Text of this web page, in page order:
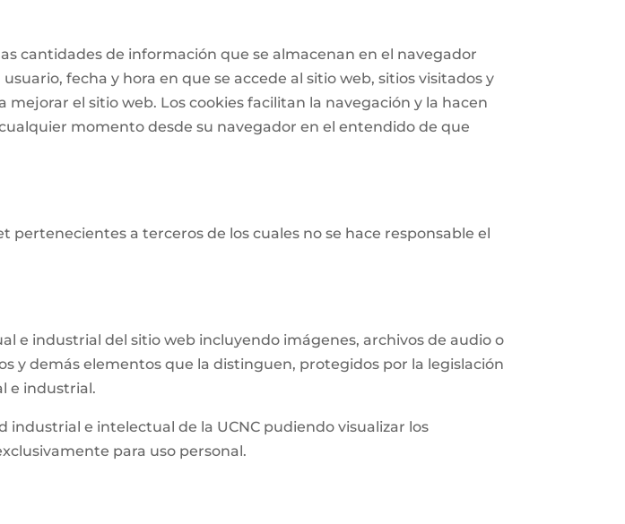
cantidades de información que se almacenan en el navegador
fecha y hora en que se accede al sitio web, sitios visitados y
el sitio web. Los cookies facilitan la navegación y la hacen
momento desde su navegador en el entendido de que
a terceros de los cuales no se hace responsable el
e industrial del sitio web incluyendo imágenes, archivos de audio o
y demás elementos que la distinguen, protegidos por la legislación
e industrial.
e intelectual de la UCNC pudiendo visualizar los
para uso personal.